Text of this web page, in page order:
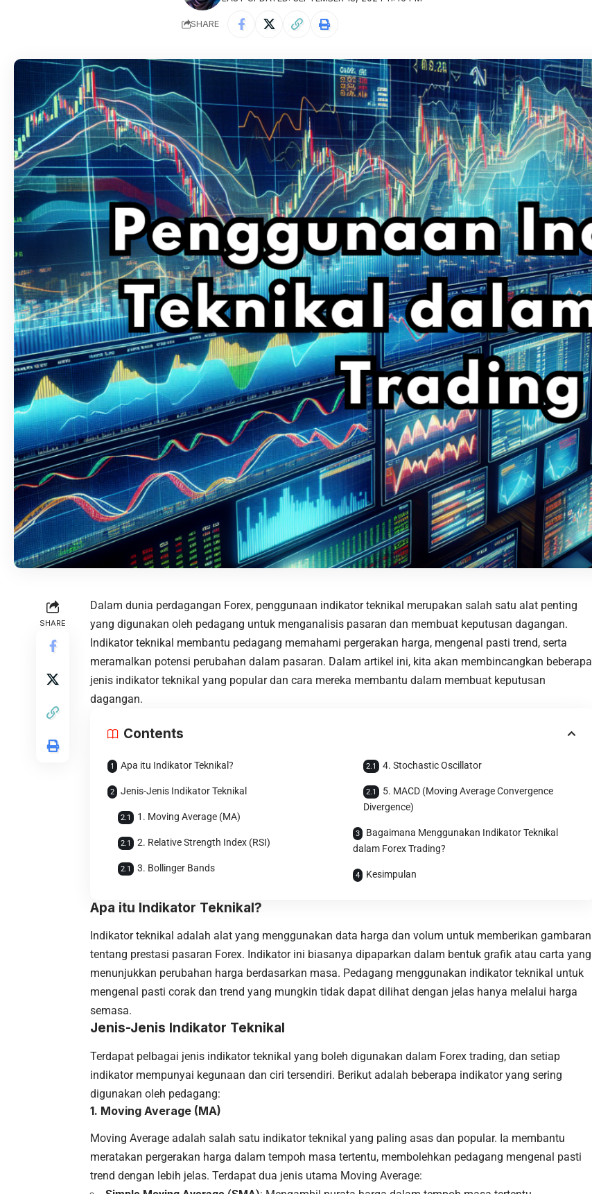
SHARE
SHARE
Dalam dunia perdagangan Forex, penggunaan indikator teknikal merupakan salah satu alat penting
yang digunakan oleh pedagang untuk menganalisis pasaran dan membuat keputusan dagangan.
Indikator teknikal membantu pedagang memahami pergerakan harga, mengenal pasti trend, serta
meramalkan potensi perubahan dalam pasaran. Dalam artikel ini, kita akan membincangkan beberapa
jenis indikator teknikal yang popular dan cara mereka membantu dalam membuat keputusan
dagangan.
Contents
Apa itu Indikator Teknikal?
Jenis-Jenis Indikator Teknikal
1. Moving Average (MA)
2. Relative Strength Index (RSI)
3. Bollinger Bands
4. Stochastic Oscillator
5. MACD (Moving Average Convergence
Divergence)
Bagaimana Menggunakan Indikator Teknikal
dalam Forex Trading?
Kesimpulan
Apa itu Indikator Teknikal?
Indikator teknikal adalah alat yang menggunakan data harga dan volum untuk memberikan gambaran
tentang prestasi pasaran Forex. Indikator ini biasanya dipaparkan dalam bentuk grafik atau carta yang
menunjukkan perubahan harga berdasarkan masa. Pedagang menggunakan indikator teknikal untuk
mengenal pasti corak dan trend yang mungkin tidak dapat dilihat dengan jelas hanya melalui harga
semasa.
Jenis-Jenis Indikator Teknikal
Terdapat pelbagai jenis indikator teknikal yang boleh digunakan dalam Forex trading, dan setiap
indikator mempunyai kegunaan dan ciri tersendiri. Berikut adalah beberapa indikator yang sering
digunakan oleh pedagang:
1. Moving Average (MA)
Moving Average adalah salah satu indikator teknikal yang paling asas dan popular. Ia membantu
meratakan pergerakan harga dalam tempoh masa tertentu, membolehkan pedagang mengenal pasti
trend dengan lebih jelas. Terdapat dua jenis utama Moving Average: